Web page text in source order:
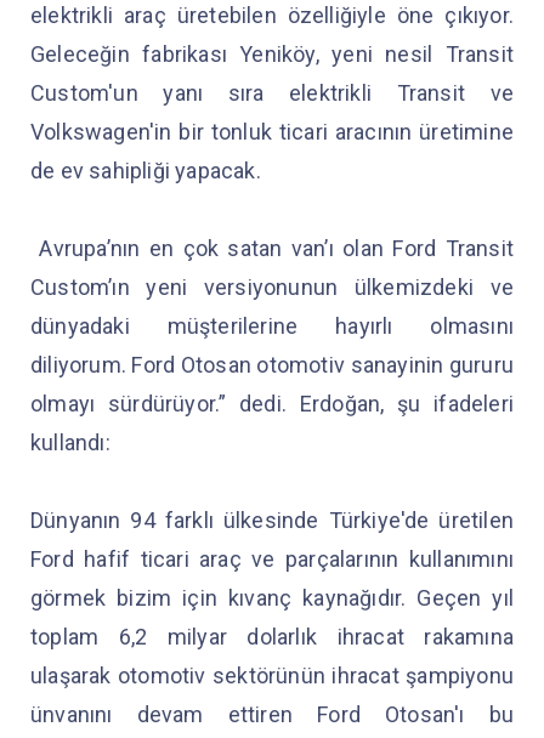
elektrikli araç üretebilen özelliğiyle öne çıkıyor.
Geleceğin fabrikası Yeniköy, yeni nesil Transit
Custom'un yanı sıra elektrikli Transit ve
Volkswagen'in bir tonluk ticari aracının üretimine
de ev sahipliği yapacak.
Avrupa’nın en çok satan van’ı olan Ford Transit
Custom’ın yeni versiyonunun ülkemizdeki ve
dünyadaki müşterilerine hayırlı olmasını
diliyorum. Ford Otosan otomotiv sanayinin gururu
olmayı sürdürüyor.” dedi. Erdoğan, şu ifadeleri
kullandı:
Dünyanın 94 farklı ülkesinde Türkiye'de üretilen
Ford hafif ticari araç ve parçalarının kullanımını
görmek bizim için kıvanç kaynağıdır. Geçen yıl
toplam 6,2 milyar dolarlık ihracat rakamına
ulaşarak otomotiv sektörünün ihracat şampiyonu
ünvanını devam ettiren Ford Otosan'ı bu